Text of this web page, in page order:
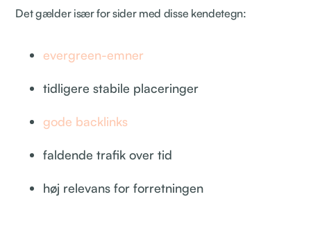
Det gælder især for sider med disse kendetegn:
evergreen-emner
tidligere stabile placeringer
gode backlinks
faldende trafik over tid
høj relevans for forretningen